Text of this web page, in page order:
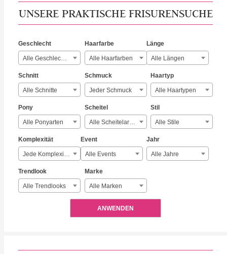
UNSERE PRAKTISCHE FRISURENSUCHE
Geschlecht
Alle Geschlechter
Haarfarbe
Alle Haarfarben
Länge
Alle Längen
Schnitt
Alle Schnitte
Schmuck
Jeder Schmuck
Haartyp
Alle Haartypen
Pony
Alle Ponyarten
Scheitel
Alle Scheitelarten
Stil
Alle Stile
Komplexität
Jede Komplexität
Event
Alle Events
Jahr
Alle Jahre
Trendlook
Alle Trendlooks
Marke
Alle Marken
ANWENDEN